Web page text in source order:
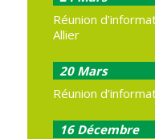
Réunion
Allier
20 Mars
Réunion
16 Décembre